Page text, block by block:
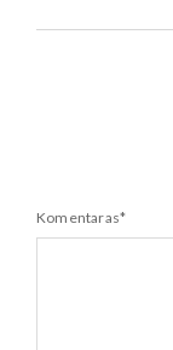
Komentaras*